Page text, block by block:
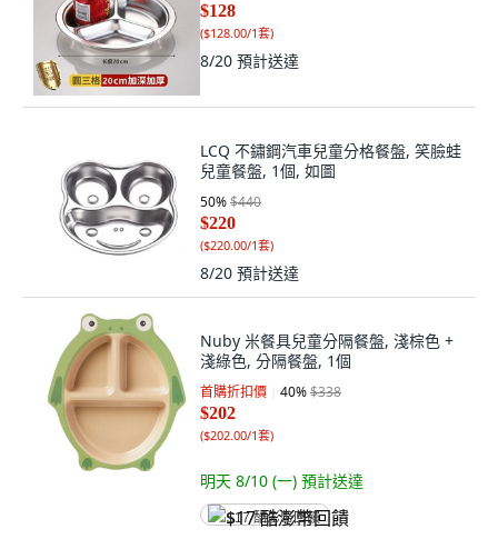
$128
($128.00/1套)
8/20 預計送達
LCQ 不鏽鋼汽車兒童分格餐盤, 笑臉蛙
兒童餐盤, 1個, 如圖
50%$440
$220
($220.00/1套)
8/20 預計送達
Nuby 米餐具兒童分隔餐盤, 淺棕色 +
淺綠色, 分隔餐盤, 1個
首購折扣價 40%$338
$202
($202.00/1套)
明天 8/10 (一) 預計送達
$17 酷澎幣回饋